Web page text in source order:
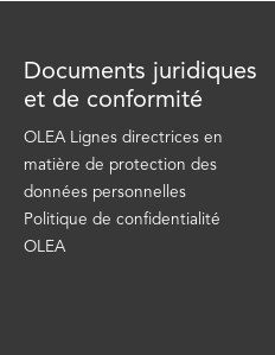
Documents juridiques
et de conformité
OLEA Lignes directrices en
matière de protection des
données personnelles
Politique de confidentialité
OLEA